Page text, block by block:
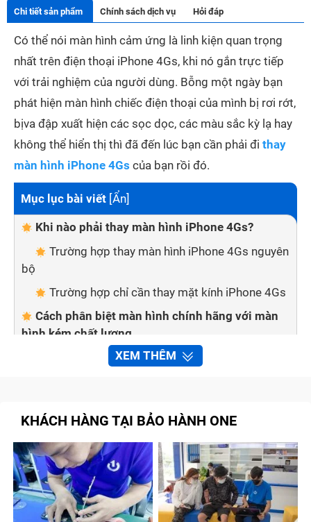
Chi tiết sản phẩm Chính sách dịch vụ Hỏi đáp
Có thể nói màn hình cảm ứng là linh kiện quan trọng
nhất trên điện thoại iPhone 4Gs, khi nó gắn trực tiếp
với trải nghiệm của người dùng. Bỗng một ngày bạn
phát hiện màn hình chiếc điện thoại của mình bị rơi rớt,
bịva đập xuất hiện các sọc dọc, các màu sắc kỳ lạ hay
không thể hiển thị thì đã đến lúc bạn cần phải đi thay
màn hình iPhone 4Gs của bạn rồi đó.
Mục lục bài viết [Ẩn]
Khi nào phải thay màn hình iPhone 4Gs?
Trường hợp thay màn hình iPhone 4Gs nguyên
bộ
Trường hợp chỉ cần thay mặt kính iPhone 4Gs
Cách phân biệt màn hình chính hãng với màn
hình kém chất lượng
Mẹo nhỏ giúp bạn phân biệt 2 loại màn hình:
Quy trình sửa chữa, thay màn hình iPhone 4Gs
tại Bảo Hành One
Khi nào phải thay màn hình iPhone
4Gs?
XEM THÊM
KHÁCH HÀNG TẠI BẢO HÀNH ONE